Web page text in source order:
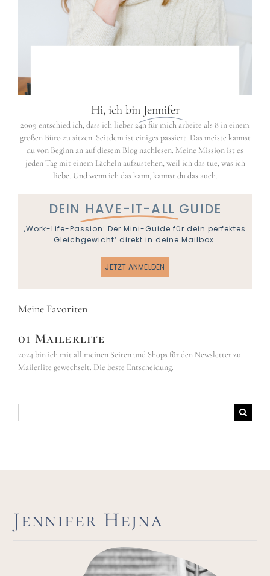
Hi, ich bin Jennifer
2009 entschied ich, dass ich lieber 24h für mich arbeite als 8 in einem
großen Büro zu sitzen. Seitdem ist einiges passiert. Das meiste kannst
du von Beginn an auf diesem Blog nachlesen. Meine Mission ist es
jeden Tag mit einem Lächeln aufzustehen, weil ich das tue, was ich
liebe. Und wenn ich das kann, kannst du das auch.
DEIN HAVE-IT-ALL GUIDE
‚Work-Life-Passion: Der Mini-Guide für dein perfektes
Gleichgewicht‘ direkt in deine Mailbox.
JETZT ANMELDEN
Meine Favoriten
01 Mailerlite
2024 bin ich mit all meinen Seiten und Shops für den Newsletter zu
Mailerlite gewechselt. Die beste Entscheidung.
nach:
Jennifer Hejna